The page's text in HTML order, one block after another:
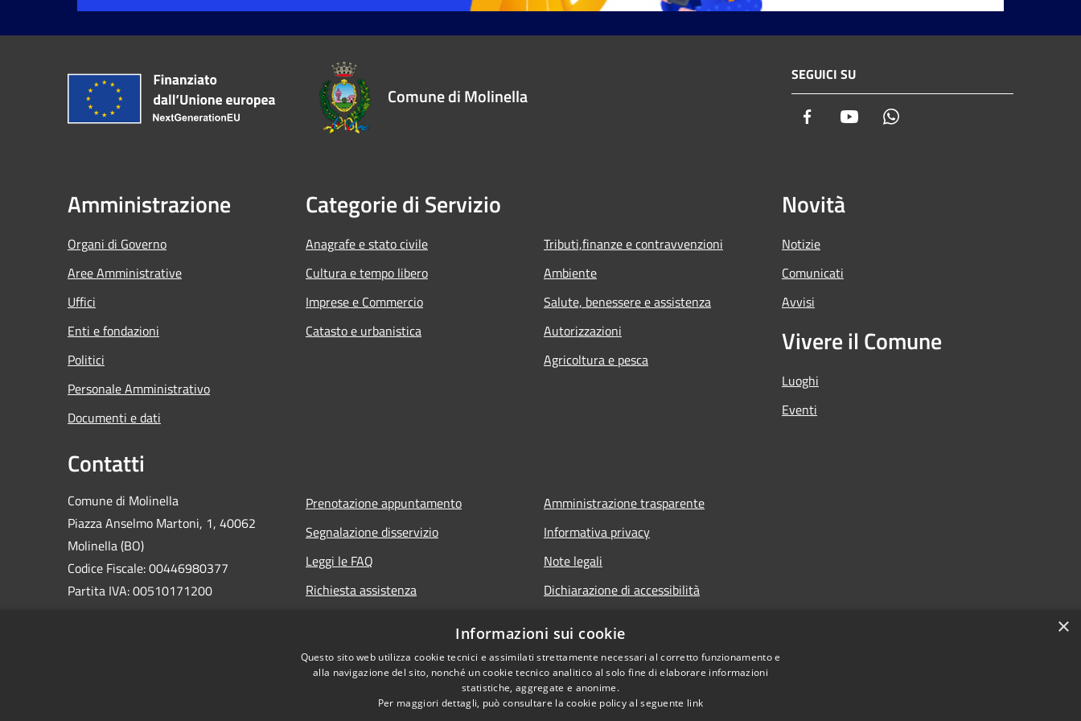
Comune di Molinella
SEGUICI SU
Facebook Youtube
Amministrazione
Organi di Governo
Aree Amministrative
Uffici
Enti e fondazioni
Politici
Personale Amministrativo
Documenti e dati
Categorie di Servizio
Anagrafe e stato civile
Cultura e tempo libero
Imprese e Commercio
Catasto e urbanistica
Tributi,finanze e contravvenzioni
Ambiente
Salute, benessere e assistenza
Autorizzazioni
Agricoltura e pesca
Novità
Notizie
Comunicati
Avvisi
Vivere il Comune
Luoghi
Eventi
Contatti
Comune di Molinella
Piazza Anselmo Martoni, 1, 40062
Molinella (BO)
Codice Fiscale: 00446980377
Partita IVA: 00510171200
Prenotazione appuntamento
Segnalazione disservizio
Leggi le FAQ
Richiesta assistenza
Amministrazione trasparente
Informativa privacy
Note legali
Dichiarazione di accessibilità
×
Informazioni sui cookie
Questo sito web utilizza cookie tecnici e assimilati strettamente necessari al corretto funzionamento e
alla navigazione del sito, nonché un cookie tecnico analitico al solo fine di elaborare informazioni
statistiche, aggregate e anonime.
Per maggiori dettagli, può consultare la cookie policy al seguente link